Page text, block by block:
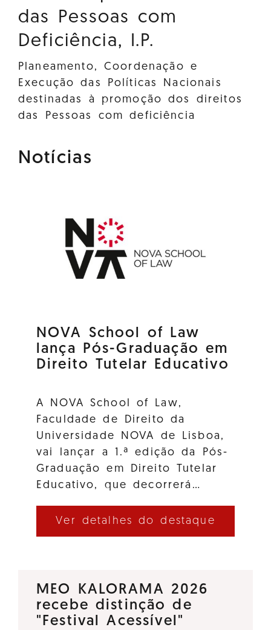
das Pessoas com
Deficiência, I.P.
Planeamento, Coordenação e
Execução das Políticas Nacionais
destinadas à promoção dos direitos
das Pessoas com deficiência
Notícias
NOVA School of Law
lança Pós-Graduação em
Direito Tutelar Educativo
A NOVA School of Law,
Faculdade de Direito da
Universidade NOVA de Lisboa,
vai lançar a 1.ª edição da Pós-
Graduação em Direito Tutelar
Educativo, que decorrerá…
Ver detalhes do destaque
MEO KALORAMA 2026
recebe distinção de
"Festival Acessível"